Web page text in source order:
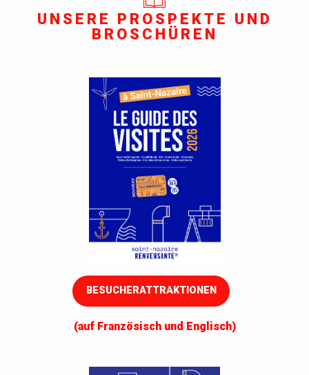
UNSERE PROSPEKTE UND
BROSCHÜREN
BESUCHERATTRAKTIONEN
(auf Französisch und Englisch)